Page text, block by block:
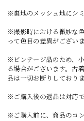
※裏地のメッシュ地にシ
※撮影時における微妙な
って色目の差異がございま
※ビンテージ品のため、
る場合がございます。古
品は一切お断りしており
※ご購入後の返品は対応
※ご購入前に、商品のコ